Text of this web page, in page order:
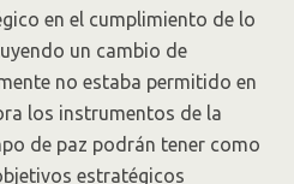
en el cumplimiento de lo
un cambio de
no estaba permitido en
los instrumentos de la
de paz podrán tener como
estratégicos